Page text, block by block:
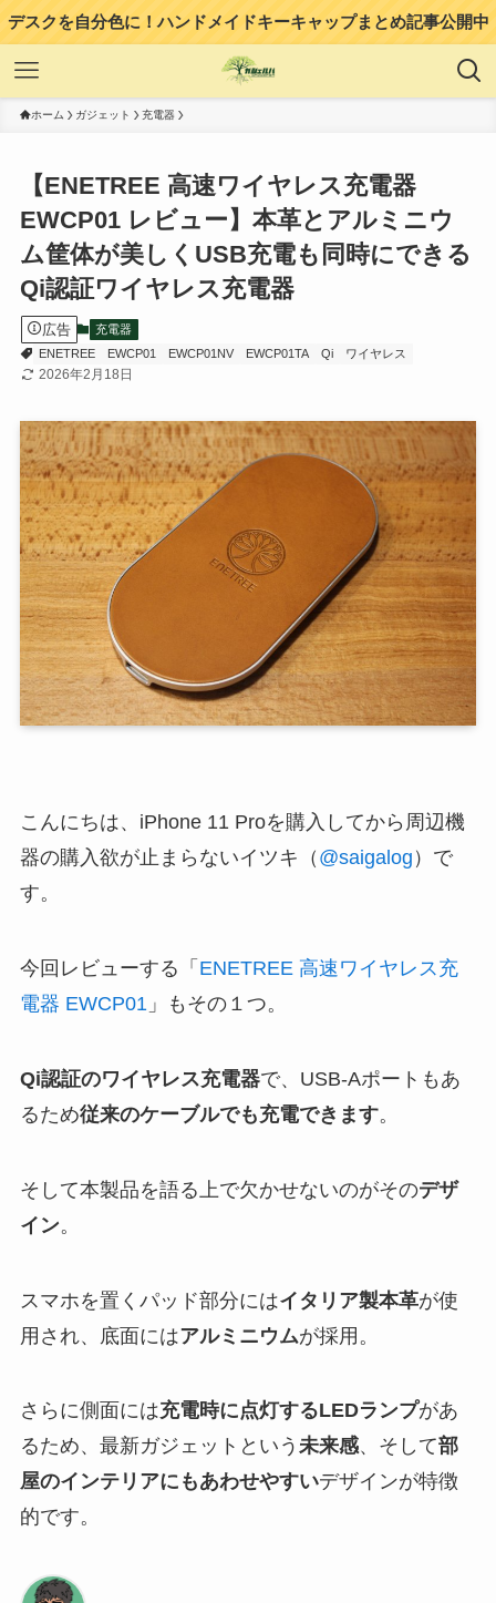
デスクを自分色に！ハンドメイドキーキャップまとめ記事公開中
ホーム ガジェット 充電器
【ENETREE 高速ワイヤレス充電器
EWCP01 レビュー】本革とアルミニウ
ム筐体が美しくUSB充電も同時にできる
Qi認証ワイヤレス充電器
広告
充電器
ENETREE
EWCP01 EWCP01NV EWCP01TA Qi ワイヤレス
2026年2月18日
こんにちは、iPhone 11 Proを購入してから周辺機
器の購入欲が止まらないイツキ（ @saigalog ）で
す。
今回レビューする「 ENETREE 高速ワイヤレス充
電器 EWCP01」もその１つ。
Qi認証のワイヤレス充電器で、USB-Aポートもあ
るため従来のケーブルでも充電できます。
そして本製品を語る上で欠かせないのがそのデザ
イン。
スマホを置くパッド部分にはイタリア製本革が使
用され、底面にはアルミニウムが採用。
さらに側面には充電時に点灯するLEDランプがあ
るため、最新ガジェットという 未来感、そして部
屋のインテリアにもあわせやすいデザインが特徴
的です。